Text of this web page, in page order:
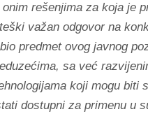
rešenjima za koja je
važan odgovor na
predmet ovog javnog
sa već
koji mogu biti
dostupni za primenu u